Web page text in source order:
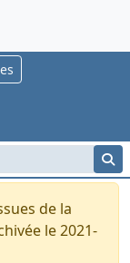
de la
le 2021-